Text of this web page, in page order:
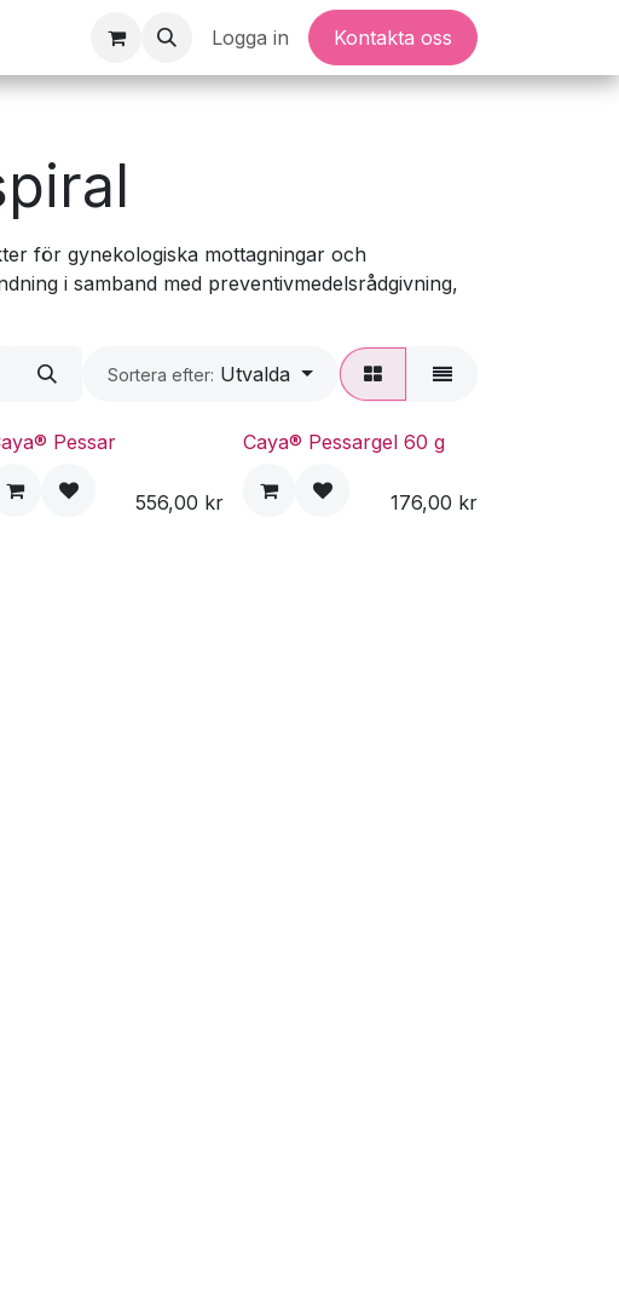
Logga in Kontakta oss
för gynekologiska mottagningar och
i samband med preventivmedelsrådgivning,
Sortera efter: Utvalda
Pessar
556,00 kr
Caya® Pessargel 60 g
176,00 kr